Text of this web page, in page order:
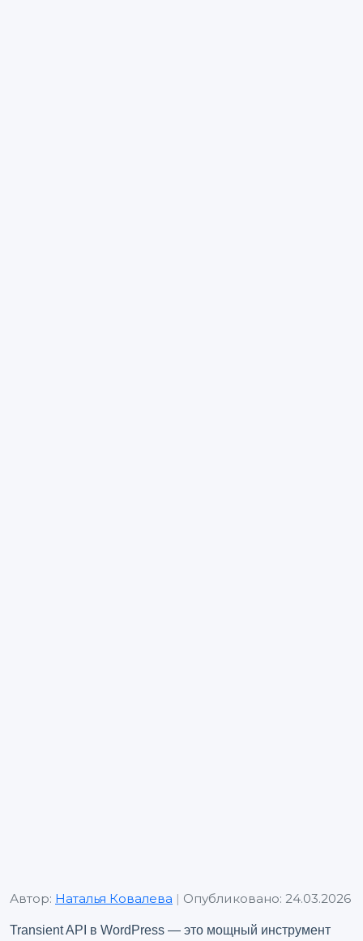
Автор: Наталья Ковалева | Опубликовано: 24.03.2026
Transient API в WordPress — это мощный инструмент